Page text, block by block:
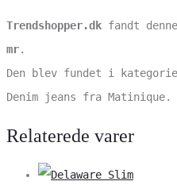
Trendshopper.dk fandt denne
mr.
Den blev fundet i
Denim jeans fra Matinique.
Relaterede varer